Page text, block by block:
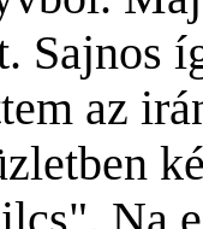
Sajnos
az